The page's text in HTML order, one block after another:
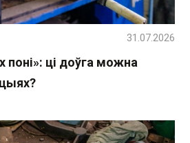
ці доўга можна
31.07.2026